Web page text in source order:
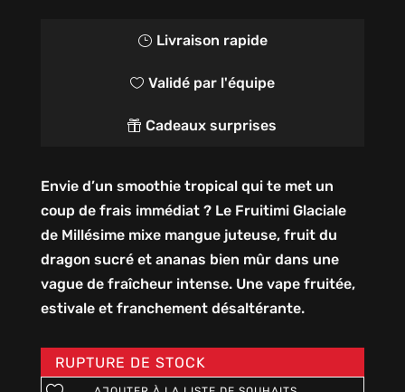
} Livraison rapide
 Validé par l'équipe
 Cadeaux surprises
Envie d’un smoothie tropical qui te met un
coup de frais immédiat ? Le Fruitimi Glaciale
de Millésime mixe mangue juteuse, fruit du
dragon sucré et ananas bien mûr dans une
vague de fraîcheur intense. Une vape fruitée,
estivale et franchement désaltérante.
RUPTURE DE STOCK